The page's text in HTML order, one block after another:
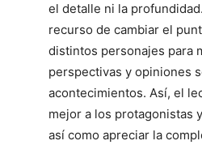
el detalle ni la
recurso de cambiar el
distintos personajes para
perspectivas y opiniones
acontecimientos. Así, el
mejor a los protagonistas
así como apreciar la